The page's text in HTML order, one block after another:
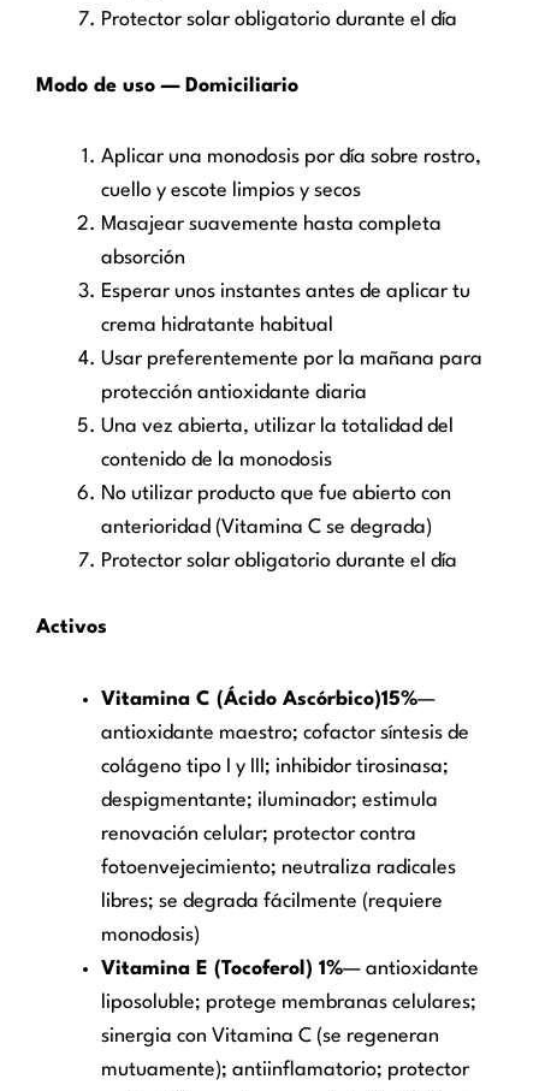
Protector solar obligatorio durante el día
Modo de uso — Domiciliario
Aplicar una monodosis por día sobre rostro,
cuello y escote limpios y secos
Masajear suavemente hasta completa
absorción
Esperar unos instantes antes de aplicar tu
crema hidratante habitual
Usar preferentemente por la mañana para
protección antioxidante diaria
Una vez abierta, utilizar la totalidad del
contenido de la monodosis
No utilizar producto que fue abierto con
anterioridad (Vitamina C se degrada)
Protector solar obligatorio durante el día
Activos
Vitamina C (Ácido Ascórbico)15%—
antioxidante maestro; cofactor síntesis de
colágeno tipo I y III; inhibidor tirosinasa;
despigmentante; iluminador; estimula
renovación celular; protector contra
fotoenvejecimiento; neutraliza radicales
libres; se degrada fácilmente (requiere
monodosis)
Vitamina E (Tocoferol) 1%— antioxidante
liposoluble; protege membranas celulares;
sinergia con Vitamina C (se regeneran
mutuamente); antiinflamatorio; protector